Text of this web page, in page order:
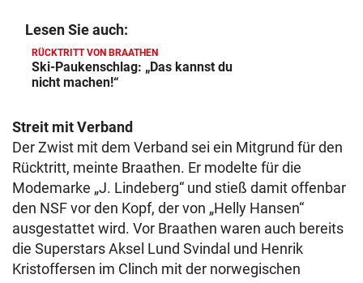
Lesen Sie auch:
RÜCKTRITT VON BRAATHEN
Ski-Paukenschlag: „Das kannst du
nicht machen!“
Streit mit Verband
Der Zwist mit dem Verband sei ein Mitgrund für den
Rücktritt, meinte Braathen. Er modelte für die
Modemarke „J. Lindeberg“ und stieß damit offenbar
den NSF vor den Kopf, der von „Helly Hansen“
ausgestattet wird. Vor Braathen waren auch bereits
die Superstars Aksel Lund Svindal und Henrik
Kristoffersen im Clinch mit der norwegischen